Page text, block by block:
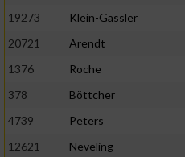
19273
Klein-Gässler
20721
Arendt
1376
Roche
378
Böttcher
4739
Peters
12621
Neveling